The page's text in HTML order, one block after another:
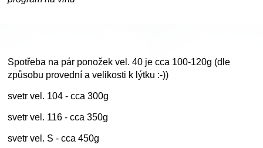
Spotřeba na pár ponožek vel. 40 je cca 100-120g (dle
způsobu provední a velikosti k lýtku :-))
svetr vel. 104 - cca 300g
svetr vel. 116 - cca 350g
svetr vel. S - cca 450g